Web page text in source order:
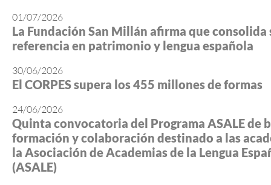
01/07/2026
La Fundación San Millán afirma que consolida
referencia en patrimonio y lengua española
30/06/2026
El CORPES supera los 455 millones de formas
24/06/2026
Quinta convocatoria del Programa ASALE de
formación y colaboración destinado a las
la Asociación de Academias de la Lengua
(ASALE)